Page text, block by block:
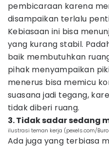
pembicaraan karena
disampaikan terlalu
Kebiasaan ini bisa
yang kurang stabil.
baik membutuhkan
pihak menyampaikan
menerus bisa memicu
suasana jadi tegang,
tidak diberi ruang.
3. Tidak sadar sedang
ilustrasi teman kerja (pexels.com/
Ada juga yang terbiasa